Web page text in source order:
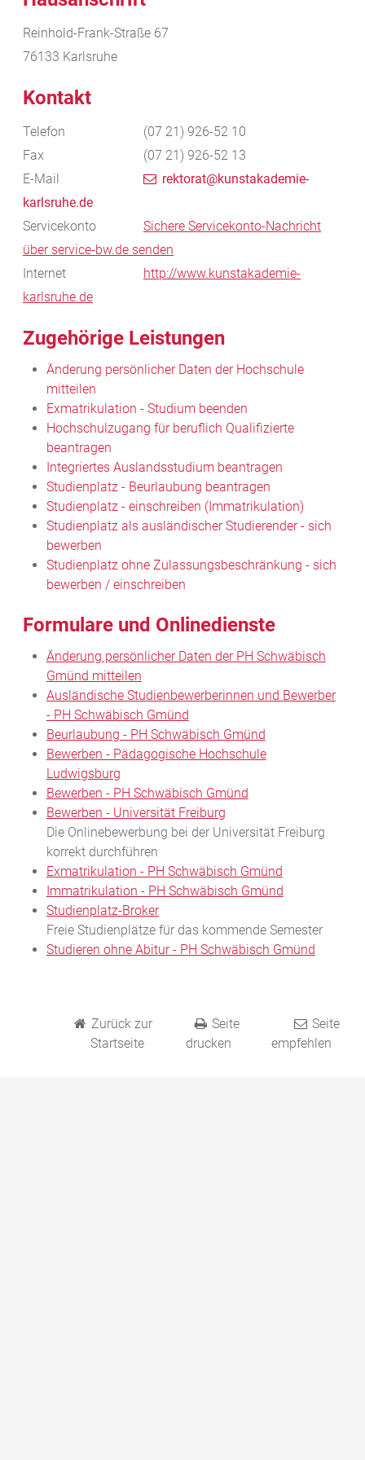
Reinhold-Frank-Straße 67
76133 Karlsruhe
Kontakt
Telefon (07 21) 926-52 10
Fax
(07 21) 926-52 13
E-Mail
rektorat@kunstakademie-
karlsruhe.de
Servicekonto
Sichere Servicekonto-Nachricht
über service-bw.de senden
Internet
http://www.kunstakademie-
karlsruhe.de
Zugehörige Leistungen
Änderung persönlicher Daten der Hochschule
mitteilen
Exmatrikulation - Studium beenden
Hochschulzugang für beruflich Qualifizierte
beantragen
Integriertes Auslandsstudium beantragen
Studienplatz - Beurlaubung beantragen
Studienplatz - einschreiben (Immatrikulation)
Studienplatz als ausländischer Studierender - sich
bewerben
Studienplatz ohne Zulassungsbeschränkung - sich
bewerben / einschreiben
Formulare und Onlinedienste
Änderung persönlicher Daten der PH Schwäbisch
Gmünd mitteilen
Ausländische Studienbewerberinnen und Bewerber
- PH Schwäbisch Gmünd
Beurlaubung - PH Schwäbisch Gmünd
Bewerben - Pädagogische Hochschule
Ludwigsburg
Bewerben - PH Schwäbisch Gmünd
Bewerben - Universität Freiburg
Die Onlinebewerbung bei der Universität Freiburg
korrekt durchführen
Exmatrikulation - PH Schwäbisch Gmünd
Immatrikulation - PH Schwäbisch Gmünd
Studienplatz-Broker
Freie Studienplätze für das kommende Semester
Studieren ohne Abitur - PH Schwäbisch Gmünd
Zurück zur
Startseite
Seite
drucken
Seite
empfehlen